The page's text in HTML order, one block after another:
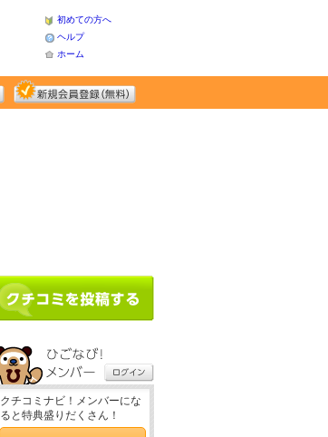
初めての方へ
ヘルプ
ホーム
クチコミナビ！メンバーにな
ると特典盛りだくさん！